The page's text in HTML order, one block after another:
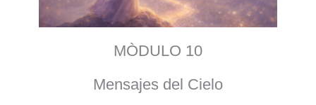
MÒDULO 10
Mensajes del Cielo